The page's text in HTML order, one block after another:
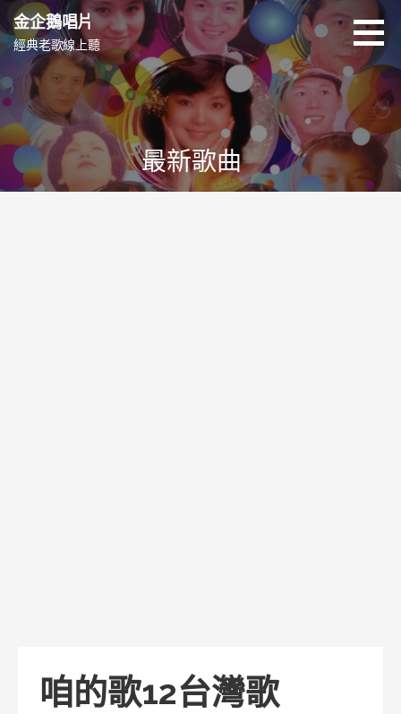
至
主
要
內
金企鵝唱片
經典老歌線上聽
最新歌曲
咱的歌12台灣歌